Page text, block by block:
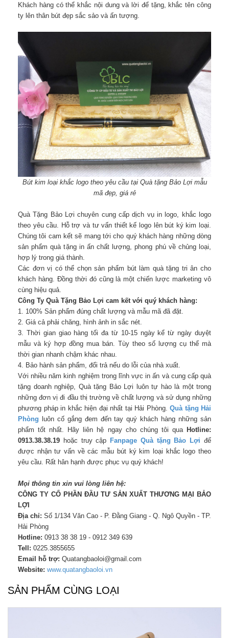
Khách hàng có thể khắc nội dung và lời để tặng, khắc tên công
ty lên thân bút đẹp sắc sảo và ấn tượng.
Bút kim loại khắc logo theo yêu cầu tại Quà tặng Bảo Lợi mẫu
mã đẹp, giá rẻ
Quà Tặng Bảo Lợi chuyên cung cấp dịch vụ in logo, khắc logo
theo yêu cầu. Hỗ trợ và tư vấn thiết kế logo lên bút ký kim loại.
Chúng tôi cam kết sẽ mang tới cho quý khách hàng những dòng
sản phẩm quà tặng in ấn chất lượng, phong phú về chủng loại,
hợp lý trong giá thành.
Các đơn vị có thể chọn sản phẩm bút làm quà tặng tri ân cho
khách hàng. Đồng thời đó cũng là một chiến lược marketing vô
cùng hiệu quả.
Công Ty Quà Tặng Bảo Lợi cam kết với quý khách hàng:
1. 100% Sản phẩm đúng chất lượng và mẫu mã đã đặt.
2. Giá cả phải chăng, hình ảnh in sắc nét.
3. Thời gian giao hàng tối đa từ 10-15 ngày kể từ ngày duyệt
mẫu và ký hợp đồng mua bán. Tùy theo số lượng cụ thể mà
thời gian nhanh chậm khác nhau.
4. Bảo hành sản phẩm, đổi trả nếu do lỗi của nhà xuất.
Với nhiều năm kinh nghiệm trong lĩnh vực in ấn và cung cấp quà
tặng doanh nghiệp, Quà tặng Bảo Lợi luôn tự hào là một trong
những đơn vị đi đầu thị trường về chất lượng và sử dụng những
phương pháp in khắc hiện đại nhất tại Hải Phòng. Quà tặng Hải
Phòng luôn cố gắng đem đến tay quý khách hàng những sản
phẩm tốt nhất. Hãy liên hệ ngay cho chúng tôi qua Hotline:
0913.38.38.19 hoặc truy cập Fanpage Quà tặng Bảo Lợi để
được nhận tư vấn về các mẫu bút ký kim loại khắc logo theo
yêu cầu. Rất hân hạnh được phục vụ quý khách!
Mọi thông tin xin vui lòng liên hệ:
CÔNG TY CỔ PHẦN ĐẦU TƯ SẢN XUẤT THƯƠNG MẠI BẢO
LỢI
Địa chỉ: Số 1/134 Văn Cao - P. Đằng Giang - Q. Ngô Quyền - TP.
Hải Phòng
Hotline: 0913 38 38 19 - 0912 349 639
Tell: 0225.3855655
Email hỗ trợ: Quatangbaoloi@gmail.com
Website: www.quatangbaoloi.vn
SẢN PHẨM CÙNG LOẠI